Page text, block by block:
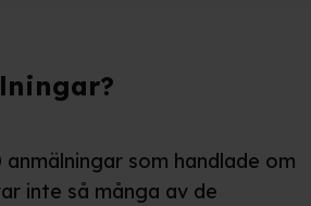
som handlade om
inte så många av de